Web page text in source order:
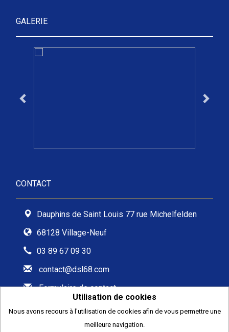
GALERIE
CONTACT
Dauphins de Saint Louis 77 rue Michelfelden
68128 Village-Neuf
03 89 67 09 30
contact@dsl68.com
Formulaire de contact
2026
Utilisation de cookies
Nous avons recours à l'utilisation de cookies afin de vous permettre une
meilleure navigation.